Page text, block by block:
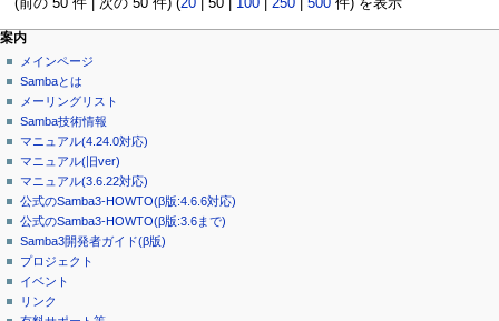
(前の 50 件| 次の 50 件) (20| 50| 100| 250| 500件) を表示
案内
メインページ
Sambaとは
メーリングリスト
Samba技術情報
マニュアル(4.24.0対応)
マニュアル(旧ver)
マニュアル(3.6.22対応)
公式のSamba3-HOWTO(β版:4.6.6対応)
公式のSamba3-HOWTO(β版:3.6まで)
Samba3開発者ガイド(β版)
プロジェクト
イベント
リンク